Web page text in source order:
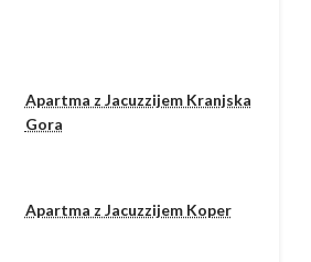
Apartma z Jacuzzijem Kranjska
Gora
Apartma z Jacuzzijem Koper